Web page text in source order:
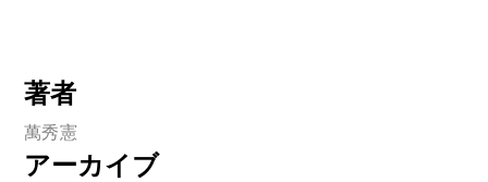
著者
萬秀憲
アーカイブ